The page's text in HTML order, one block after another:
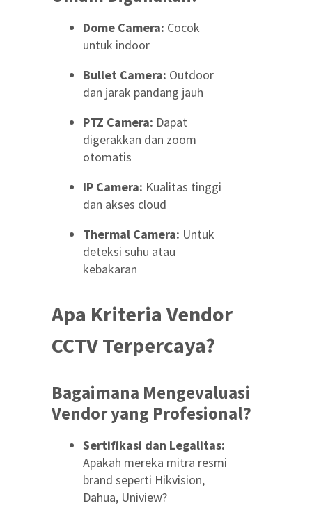
Dome Camera: Cocok
untuk indoor
Bullet Camera: Outdoor
dan jarak pandang jauh
PTZ Camera: Dapat
digerakkan dan zoom
otomatis
IP Camera: Kualitas tinggi
dan akses cloud
Thermal Camera: Untuk
deteksi suhu atau
kebakaran
Apa Kriteria Vendor
CCTV Terpercaya?
Bagaimana Mengevaluasi
Vendor yang Profesional?
Sertifikasi dan Legalitas:
Apakah mereka mitra resmi
brand seperti Hikvision,
Dahua, Uniview?